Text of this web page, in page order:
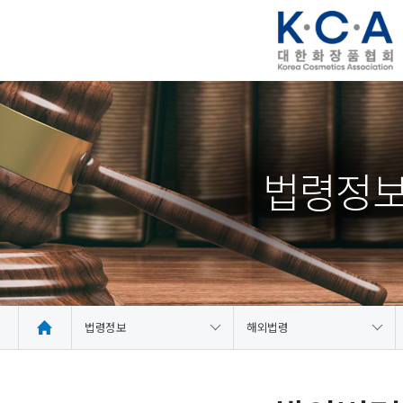
법령정
법령정보 해외법령